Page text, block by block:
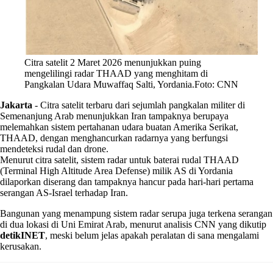
Citra satelit 2 Maret 2026 menunjukkan puing
mengelilingi radar THAAD yang menghitam di
Pangkalan Udara Muwaffaq Salti, Yordania.Foto: CNN
Jakarta - Citra satelit terbaru dari sejumlah pangkalan militer di
Semenanjung Arab menunjukkan Iran tampaknya berupaya
melemahkan sistem pertahanan udara buatan Amerika Serikat,
THAAD, dengan menghancurkan radarnya yang berfungsi
mendeteksi rudal dan drone.
Menurut citra satelit, sistem radar untuk baterai rudal THAAD
(Terminal High Altitude Area Defense) milik AS di Yordania
dilaporkan diserang dan tampaknya hancur pada hari-hari pertama
serangan AS-Israel terhadap Iran.
Bangunan yang menampung sistem radar serupa juga terkena serangan
di dua lokasi di Uni Emirat Arab, menurut analisis CNN yang dikutip
detikINET, meski belum jelas apakah peralatan di sana mengalami
kerusakan.